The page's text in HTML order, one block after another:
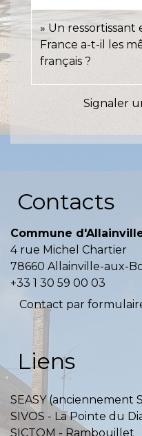
Un ressortissant
France a-t-il les
français ?
Signaler
Contacts
Commune
4 rue Michel Chartier
78660 Allainville-aux-
+33 1 30 59 00 03
Contact par
Liens
SEASY (anciennement
SIVOS - La Pointe du
SICTOM - Rambouillet